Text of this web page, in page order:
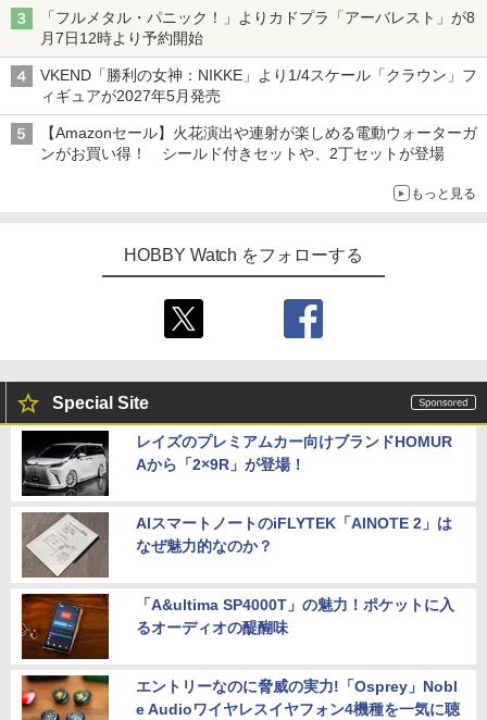
「フルメタル・パニック！」よりカドプラ「アーバレスト」が8
月7日12時より予約開始
VKEND「勝利の女神：NIKKE」より1/4スケール「クラウン」フ
ィギュアが2027年5月発売
【Amazonセール】火花演出や連射が楽しめる電動ウォーターガ
ンがお買い得！ シールド付きセットや、2丁セットが登場
もっと見る
HOBBY Watch をフォローする
Special Site
レイズのプレミアムカー向けブランドHOMUR
Aから「2×9R」が登場！
AIスマートノートのiFLYTEK「AINOTE 2」は
なぜ魅力的なのか？
「A&ultima SP4000T」の魅力！ポケットに入
るオーディオの醍醐味
エントリーなのに脅威の実力!「Osprey」Nobl
e Audioワイヤレスイヤフォン4機種を一気に聴